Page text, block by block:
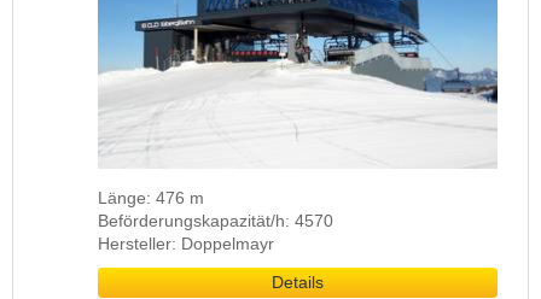
Länge: 476 m
Beförderungskapazität/h: 4570
Hersteller: Doppelmayr
Details